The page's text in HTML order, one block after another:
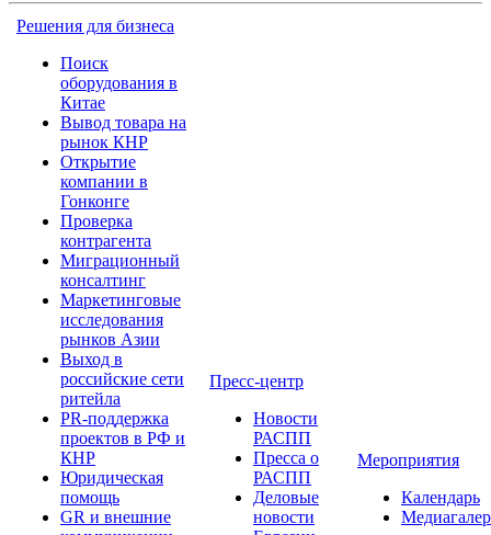
Решения для бизнеса
Поиск
оборудования в
Китае
Вывод товара на
рынок КНР
Открытие
компании в
Гонконге
Проверка
контрагента
Миграционный
консалтинг
Маркетинговые
исследования
рынков Азии
Выход в
российские сети
ритейла
PR-поддержка
проектов в РФ и
КНР
Юридическая
помощь
GR и внешние
Пресс-центр
Новости
РАСПП
Пресса о
РАСПП
Деловые
новости
Мероприятия
Календарь